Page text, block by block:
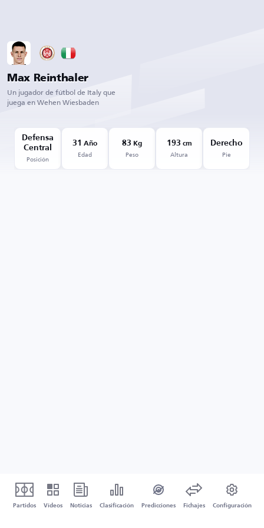
Max Reinthaler
Un jugador de fútbol de Italy que
juega en Wehen Wiesbaden
Defensa
Central
Posición
31 Año
Edad
83 Kg
Peso
193 cm
Altura
Derecho
Pie
Partidos Vídeos Noticias Clasificación Predicciones Fichajes Configuración